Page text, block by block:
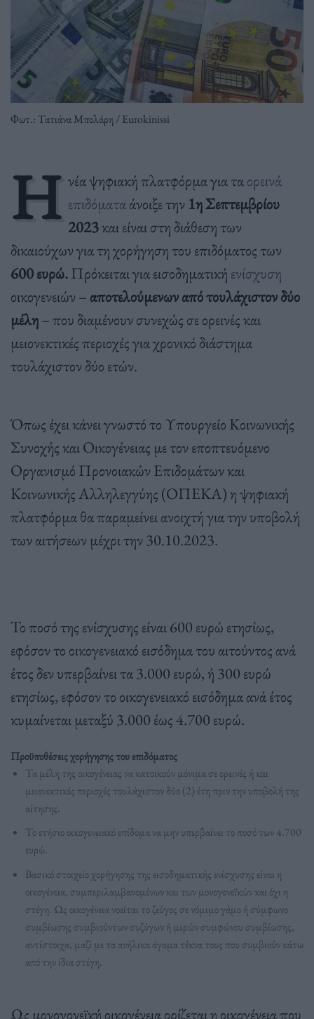
Φωτ.: Τατιάνα Μπολάρη / Eurokinissi
Η νέα ψηφιακή πλατφόρμα για ταορεινά
επιδόματαάνοιξε την 1η Σεπτεμβρίου
2023και είναι στη διάθεση των
δικαιούχων για τη χορήγηση του επιδόματος των
600 ευρώ.Πρόκειται για εισοδηματική ενίσχυση
οικογενειών – αποτελούμενων από τουλάχιστον δύο
μέλη– που διαμένουν συνεχώς σε ορεινές και
μειονεκτικές περιοχές για χρονικό διάστημα
τουλάχιστον δύο ετών.
Όπως έχει κάνει γνωστό το Υπουργείο Κοινωνικής
Συνοχής και Οικογένειας με τον εποπτευόμενο
Οργανισμό Προνοιακών Επιδομάτων και
Κοινωνικής Αλληλεγγύης (ΟΠΕΚΑ) η ψηφιακή
πλατφόρμα θα παραμείνει ανοιχτή για την υποβολή
των αιτήσεων μέχρι την 30.10.2023.
Το ποσό της ενίσχυσης είναι 600 ευρώ ετησίως,
εφόσον το οικογενειακό εισόδημα του αιτούντος ανά
έτος δεν υπερβαίνει τα 3.000 ευρώ, ή 300 ευρώ
ετησίως, εφόσον το οικογενειακό εισόδημα ανά έτος
κυμαίνεται μεταξύ 3.000 έως 4.700 ευρώ.
Προϋποθέσεις χορήγησης του επιδόματος
Τα μέλη της οικογένειας να κατοικούν μόνιμα σε ορεινές ή και
μειονεκτικές περιοχές τουλάχιστον δύο (2) έτη πριν την υποβολή της
αίτησης.
Το ετήσιο οικογενειακό επίδομα να μην υπερβαίνει το ποσό των 4.700
ευρώ.
Βασικό στοιχείο χορήγησης της εισοδηματικής ενίσχυσης είναι η
οικογένεια, συμπεριλαμβανομένων και των μονογονεϊκών και όχι η
στέγη. Ως οικογένεια νοείται το ζεύγος σε νόμιμο γάμο ή σύμφωνο
συμβίωσης συμβιούντων συζύγων ή μερών συμφώνου συμβίωσης,
αντίστοιχα, μαζί με τα ανήλικα άγαμα τέκνα τους που συμβιούν κάτω
από την ίδια στέγη.
Ως μονογονεϊκή οικογένεια ορίζεται η οικογένεια που